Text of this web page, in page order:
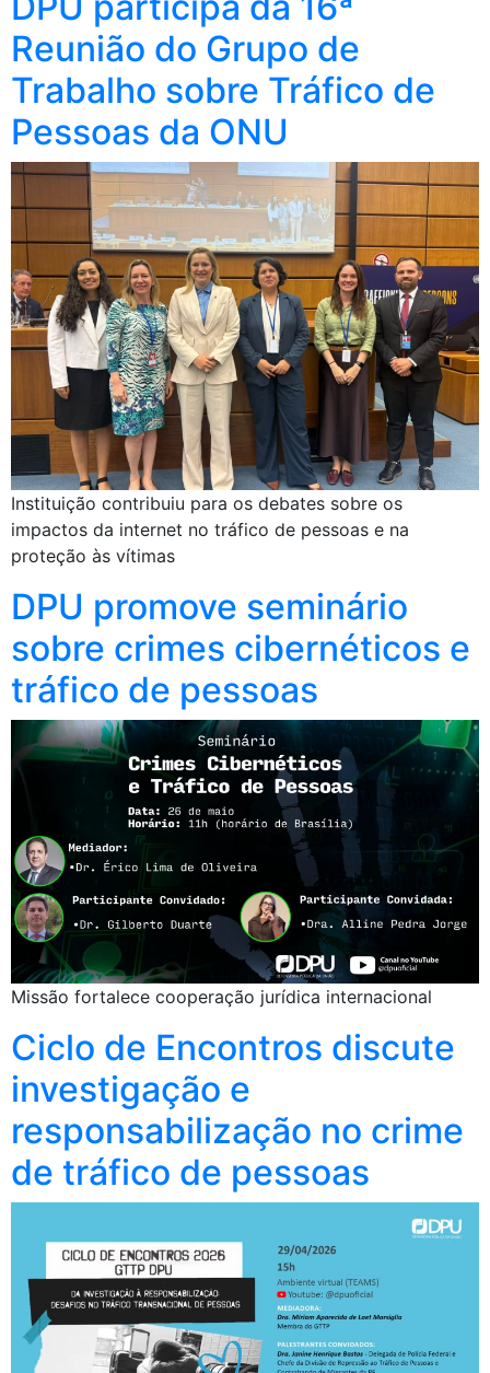
Reunião do Grupo de
Trabalho sobre Tráfico de
Pessoas da ONU
Instituição contribuiu para os debates sobre os
impactos da internet no tráfico de pessoas e na
proteção às vítimas
DPU promove seminário
sobre crimes cibernéticos e
tráfico de pessoas
Missão fortalece cooperação jurídica internacional
Ciclo de Encontros discute
investigação e
responsabilização no crime
de tráfico de pessoas